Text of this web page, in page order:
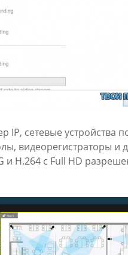
сетевые устройства
видеорегистраторы и
и H.264 с Full HD